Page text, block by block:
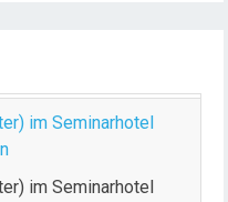
im Seminarhotel
im Seminarhotel